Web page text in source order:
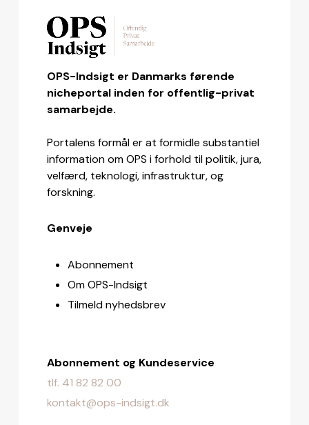
OPS-Indsigt er Danmarks førende
nicheportal inden for offentlig-privat
samarbejde.
Portalens formål er at formidle substantiel
information om OPS i forhold til politik, jura,
velfærd, teknologi, infrastruktur, og
forskning.
Genveje
Abonnement
Om OPS-Indsigt
Tilmeld nyhedsbrev
Abonnement og Kundeservice
tlf. 41 82 82 00
kontakt@ops-indsigt.dk